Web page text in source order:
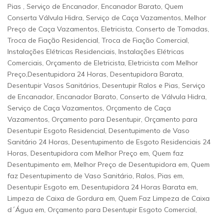
Pias , Serviço de Encanador, Encanador Barato, Quem
Conserta Válvula Hidra, Serviço de Caça Vazamentos, Melhor
Preço de Caça Vazamentos, Eletricista, Conserto de Tomadas,
Troca de Fiação Residencial, Troca de Fiação Comercial,
Instalações Elétricas Residenciais, Instalações Elétricas
Comerciais, Orçamento de Eletricista, Eletricista com Melhor
Preço,Desentupidora 24 Horas, Desentupidora Barata,
Desentupir Vasos Sanitários, Desentupir Ralos e Pias, Serviço
de Encanador, Encanador Barato, Conserto de Válvula Hidra,
Serviço de Caça Vazamentos, Orçamento de Caça
Vazamentos, Orçamento para Desentupir, Orçamento para
Desentupir Esgoto Residencial, Desentupimento de Vaso
Sanitário 24 Horas, Desentupimento de Esgoto Residenciais 24
Horas, Desentupidora com Melhor Preço em, Quem faz
Desentupimento em, Melhor Preço de Desentupidora em, Quem
faz Desentupimento de Vaso Sanitário, Ralos, Pias em,
Desentupir Esgoto em, Desentupidora 24 Horas Barata em,
Limpeza de Caixa de Gordura em, Quem Faz Limpeza de Caixa
d´Água em, Orçamento para Desentupir Esgoto Comercial,